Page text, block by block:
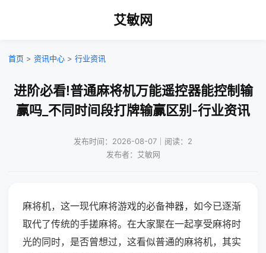
艾敏网
首页 > 资讯中心 > 行业资讯
进阶必看!普通麻将机万能遥控器能控制输
赢吗_不同时间段打牌输赢区别-行业资讯
发布时间：2026-08-07｜阅读：2
发布者：艾敏网
麻将机，这一现代麻将游戏的必备神器，如今已逐渐
取代了传统的手搓麻将。在大家聚在一起享受麻将时
光的同时，是否曾想过，这看似普通的麻将机，其实